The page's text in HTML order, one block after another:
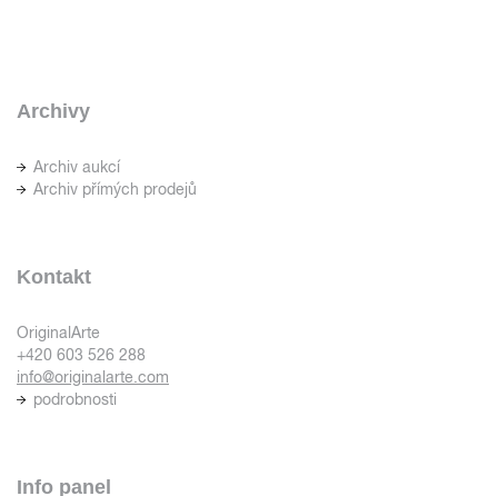
Archivy
Archiv aukcí
Archiv přímých prodejů
Kontakt
OriginalArte
+420 603 526 288
info@originalarte.com
podrobnosti
Info panel